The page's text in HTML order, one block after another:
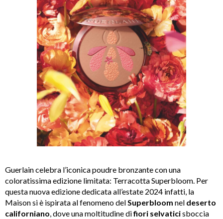
Guerlain celebra l’iconica poudre bronzante con una
coloratissima edizione limitata: Terracotta Superbloom. Per
questa nuova edizione dedicata all’estate 2024 infatti, la
Maison si è ispirata al fenomeno delSuperbloom nel deserto
californiano, dove una moltitudine difiori selvaticisboccia